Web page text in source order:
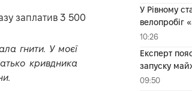
заплатив 3 500
гнити. У моєї
кривдника
У Рівному
велопробіг
10:26
Експерт
запуску
09:50